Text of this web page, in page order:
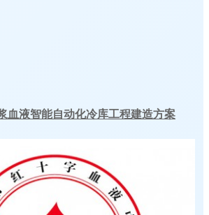
血液智能自动化冷库工程建造方案